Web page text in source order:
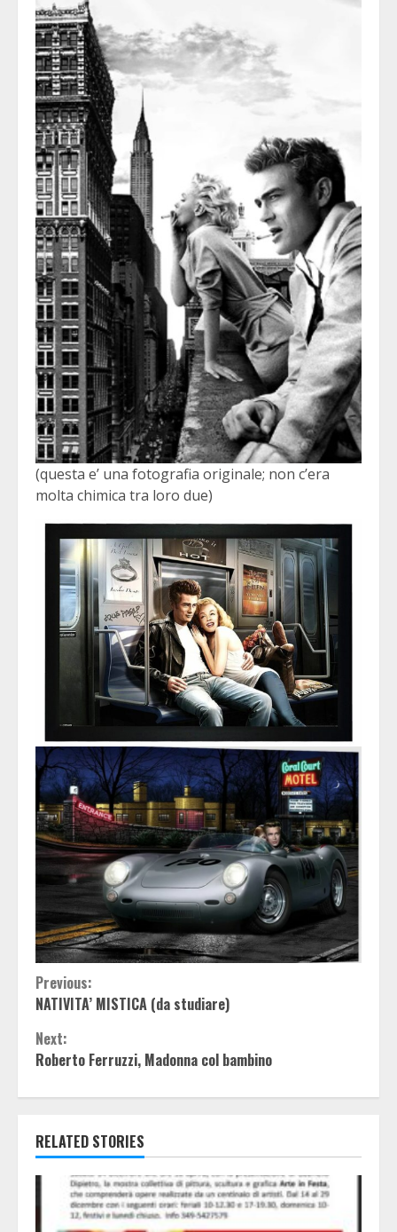
(questa e’ una fotografia originale; non c’era
molta chimica tra loro due)
Continue
Reading
Previous:
NATIVITA’ MISTICA (da studiare)
Next:
Roberto Ferruzzi, Madonna col bambino
RELATED STORIES